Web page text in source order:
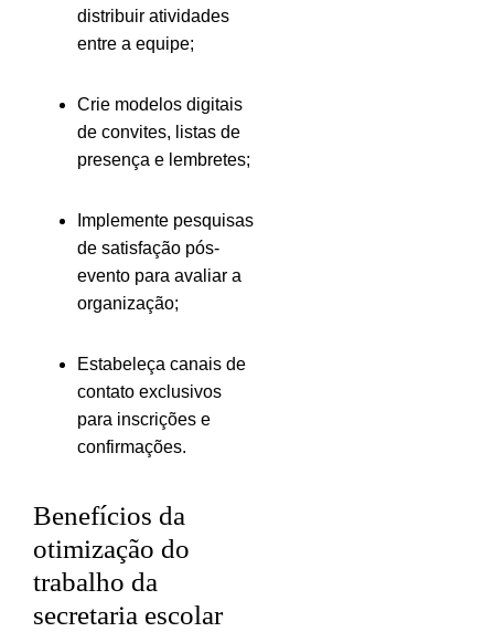
distribuir atividades
entre a equipe;
Crie modelos digitais
de convites, listas de
presença e lembretes;
Implemente pesquisas
de satisfação pós-
evento para avaliar a
organização;
Estabeleça canais de
contato exclusivos
para inscrições e
confirmações.
Benefícios da
otimização do
trabalho da
secretaria escolar